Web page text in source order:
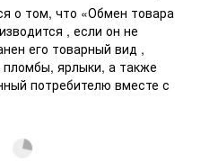
о том, что «Обмен товара
, если он не
его товарный вид ,
пломбы, ярлыки, а также
потребителю вместе с